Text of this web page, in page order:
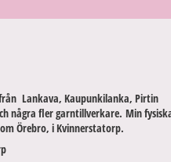
Lankava, Kaupunkilanka, Pirtin
några fler garntillverkare. Min
Örebro, i Kvinnerstatorp.